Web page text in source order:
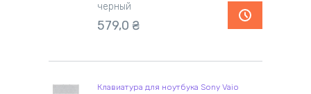
черный
579,0 ₴
Клавиатура для ноутбука Sony Vaio